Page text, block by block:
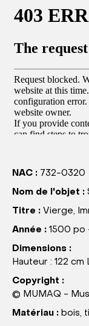
NAC : 732-0320
Nom de l'objet :
Titre : Vierge,
Année : 1500 po
Dimensions :
Hauteur : 122
Copyright :
© MUMAQ -
Matériau : bois,